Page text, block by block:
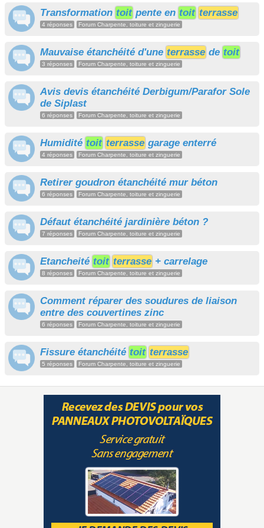
Transformation toit pente en toit terrasse
4 réponses Forum Charpente, toiture et zinguerie
Mauvaise étanchéité d'une terrasse de toit
3 réponses Forum Charpente, toiture et zinguerie
Avis devis étanchéité Derbigum/Parafor Sole
de Siplast
6 réponses Forum Charpente, toiture et zinguerie
Humidité toit terrasse garage enterré
4 réponses Forum Charpente, toiture et zinguerie
Retirer goudron étanchéité mur béton
6 réponses Forum Charpente, toiture et zinguerie
Défaut étanchéité jardinière béton ?
7 réponses Forum Charpente, toiture et zinguerie
Etancheité toit terrasse + carrelage
8 réponses Forum Charpente, toiture et zinguerie
Comment réparer des soudures de liaison
entre des couvertines zinc
6 réponses Forum Charpente, toiture et zinguerie
Fissure étanchéité toit terrasse
5 réponses Forum Charpente, toiture et zinguerie